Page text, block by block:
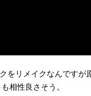
をリメイクなんですが
相性良さそう。